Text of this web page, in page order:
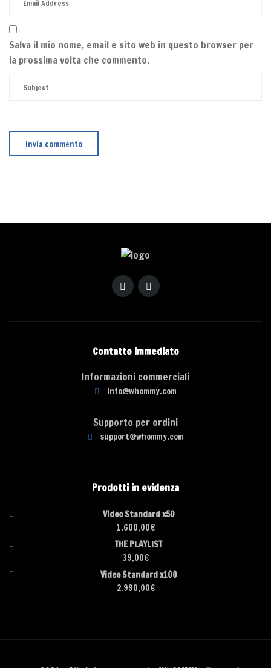
Salva il mio nome, email e sito web in questo browser per
la prossima volta che commento.
Contatto immediato
Informazioni commerciali
info@whommy.com
Supporto per ordini
support@whommy.com
Prodotti in evidenza
Video Standard x50
1.600,00€
THE PLAYLIST
39,00€
Video Standard x100
2.990,00€